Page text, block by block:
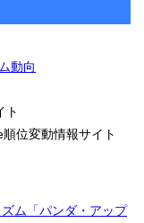
動向
ト
位変動情報サイト
ム「パンダ・アップ